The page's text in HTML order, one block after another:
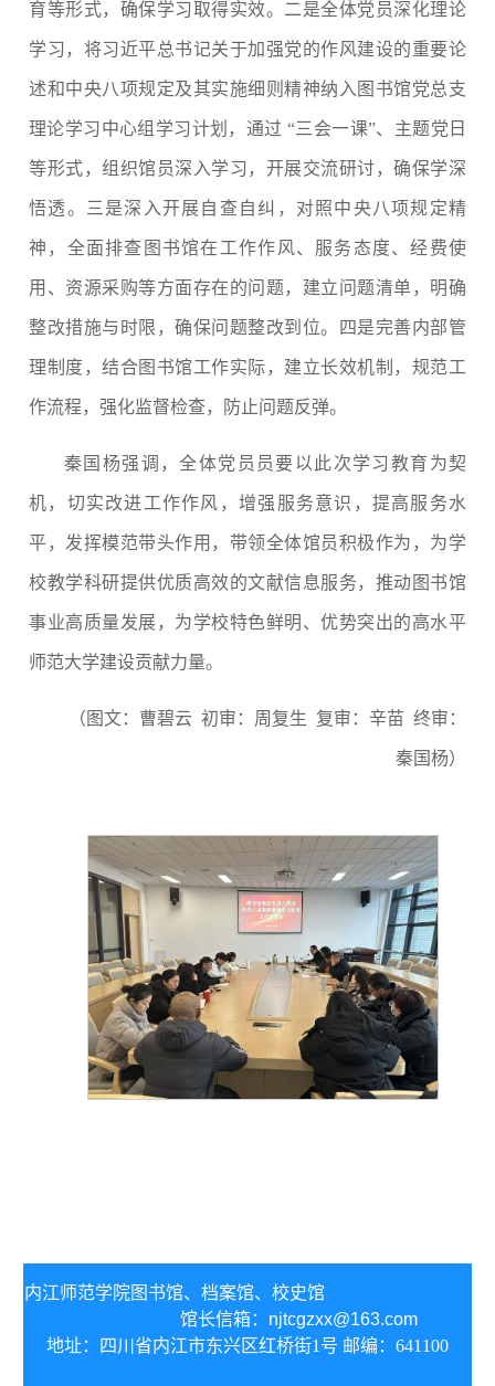
育等形式，确保学习取得实效。二是全体党员深化理论
学习，将习近平总书记关于加强党的作风建设的重要论
述和中央八项规定及其实施细则精神纳入图书馆党总支
理论学习中心组学习计划，通过 “三会一课”、主题党日
等形式，组织馆员深入学习，开展交流研讨，确保学深
悟透。三是深入开展自查自纠，对照中央八项规定精
神，全面排查图书馆在工作作风、服务态度、经费使
用、资源采购等方面存在的问题，建立问题清单，明确
整改措施与时限，确保问题整改到位。四是完善内部管
理制度，结合图书馆工作实际，建立长效机制，规范工
作流程，强化监督检查，防止问题反弹。
秦国杨强调，全体党员 员要以此次学习教育为契
机，切实改进工作作风，增强服务意识，提高服务水
平，发挥模范带头作用，带领全体馆员积极作为，为学
校教学科研提供优质高效的文献信息服务，推动图书馆
事业高质量发展，为学校特色鲜明、优势突出的高水平
师范大学建设贡献力量。
（图文：曹碧云 初审： 周复生 复审： 辛苗 终审：
秦国杨）
内江师范学院图书馆、 档案馆、校史馆
馆长信箱： njtcgzxx@163.com
地址：四川省内江市东兴区红桥街1号 邮编：641100